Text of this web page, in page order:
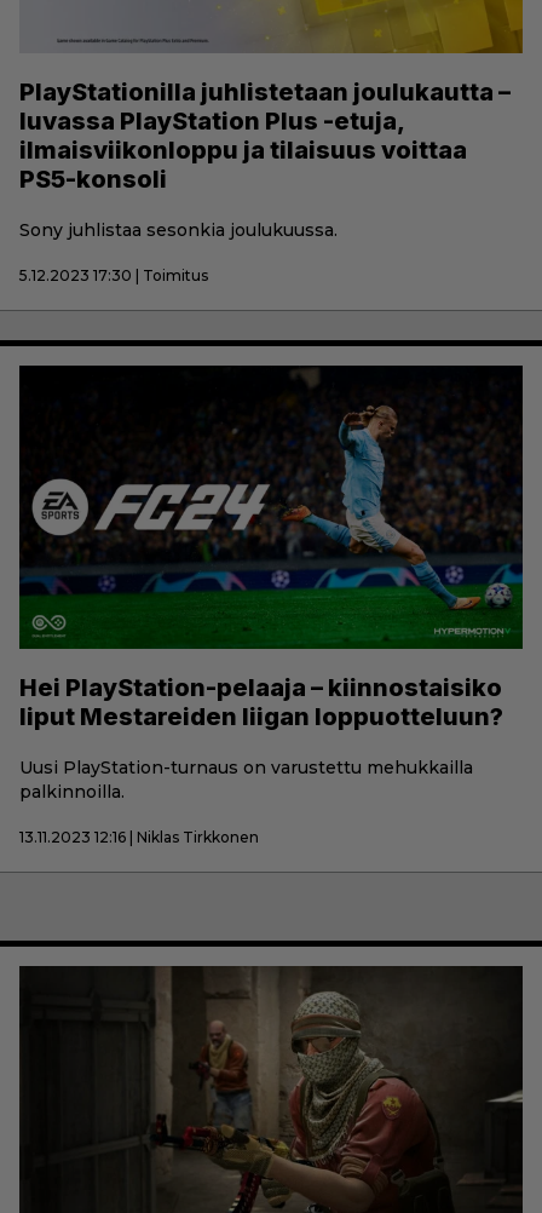
PlayStationilla juhlistetaan joulukautta –
luvassa PlayStation Plus -etuja,
ilmaisviikonloppu ja tilaisuus voittaa
PS5-konsoli
Sony juhlistaa sesonkia joulukuussa.
5.12.2023 17:30 | Toimitus
Hei PlayStation-pelaaja – kiinnostaisiko
liput Mestareiden liigan loppuotteluun?
Uusi PlayStation-turnaus on varustettu mehukkailla
palkinnoilla.
13.11.2023 12:16 | Niklas Tirkkonen